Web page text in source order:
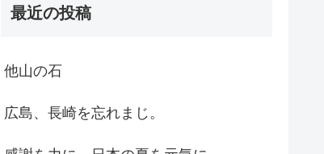
最近の投稿
他山の石
広島、長崎を忘れまじ。